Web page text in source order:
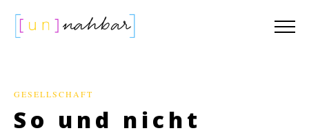
GESELLSCHAFT
So und nicht